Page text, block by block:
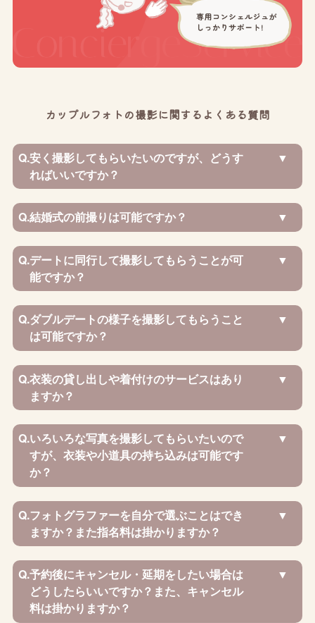
カップルフォトの撮影に関するよくある質問
Q.安く撮影してもらいたいのですが、どうす
ればいいですか？
Q.結婚式の前撮りは可能ですか？
Q.デートに同行して撮影してもらうことが可
能ですか？
Q.ダブルデートの様子を撮影してもらうこと
は可能ですか？
Q.衣装の貸し出しや着付けのサービスはあり
ますか？
Q.いろいろな写真を撮影してもらいたいので
すが、衣装や小道具の持ち込みは可能です
か？
Q.フォトグラファーを自分で選ぶことはでき
ますか？また指名料は掛かりますか？
Q.予約後にキャンセル・延期をしたい場合は
どうしたらいいですか？また、キャンセル
料は掛かりますか？